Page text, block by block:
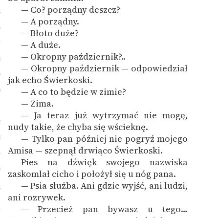
— Co? porządny deszcz?
— A porządny.
— Błoto duże?
— A duże.
— Okropny październik?..
— Okropny październik — odpowiedział
jak echo Świerkoski.
— A co to będzie w zimie?
— Zima.
— Ja teraz już wytrzymać nie mogę,
nudy takie, że chyba się wścieknę.
— Tylko pan później nie pogryź mojego
Amisa — szepnął drwiąco Świerkoski.
Pies na dźwięk swojego nazwiska
zaskomlał cicho i położył się u nóg pana.
— Psia służba. Ani gdzie wyjść, ani ludzi,
ani rozrywek.
— Przecież pan bywasz u tego…